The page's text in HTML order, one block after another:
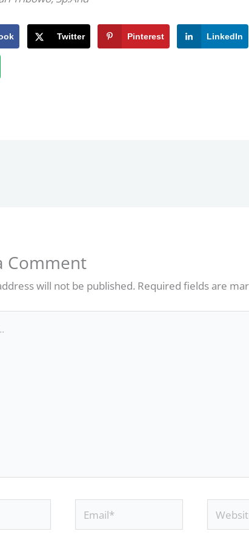
Twitter Pinterest LinkedIn
Comment
will not be published. Required fields are
Email* Website